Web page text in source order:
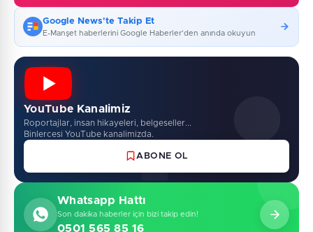
Google News'te Takip Et
E-Manşet haberlerini Google Haberler'den anında okuyun
YouTube Kanalimiz
Roportajlar, insan hikayeleri, belgeseller...
Binlercesi YouTube kanalimizda.
ABONE OL
Whatsapp Hattı
Son dakika haberler için bizi takip edin!
0501 565 85 16